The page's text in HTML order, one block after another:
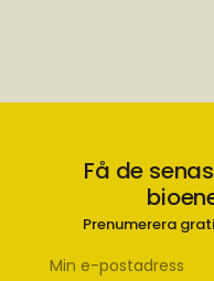
Få de
Prenumerera